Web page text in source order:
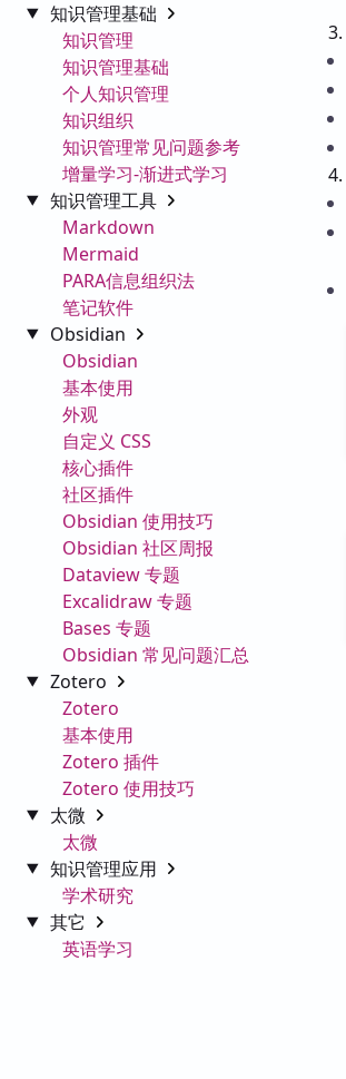
知识管理基础
知识管理
知识管理基础
个人知识管理
知识组织
知识管理常见问题参考
增量学习-渐进式学习
知识管理工具
Markdown
Mermaid
PARA信息组织法
笔记软件
Obsidian
Obsidian
基本使用
外观
自定义 CSS
核心插件
社区插件
Obsidian 使用技巧
Obsidian 社区周报
Dataview 专题
Excalidraw 专题
Bases 专题
Obsidian 常见问题汇总
Zotero
Zotero
基本使用
Zotero 插件
Zotero 使用技巧
太微
太微
知识管理应用
学术研究
其它
英语学习